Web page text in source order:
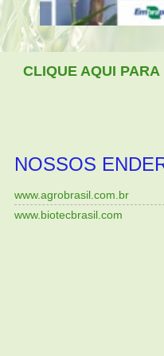
CLIQUE AQUI
NOSSOS
www.agrobrasil.com.br
www.biotecbrasil.com